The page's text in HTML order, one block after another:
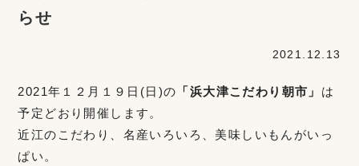
らせ
2021.12.13
2021年１２月１９日(日)の 「浜大津こだわり朝市」 は
予定どおり開催します。
近江のこだわり、名産いろいろ、美味しいもんがいっ
ぱい。